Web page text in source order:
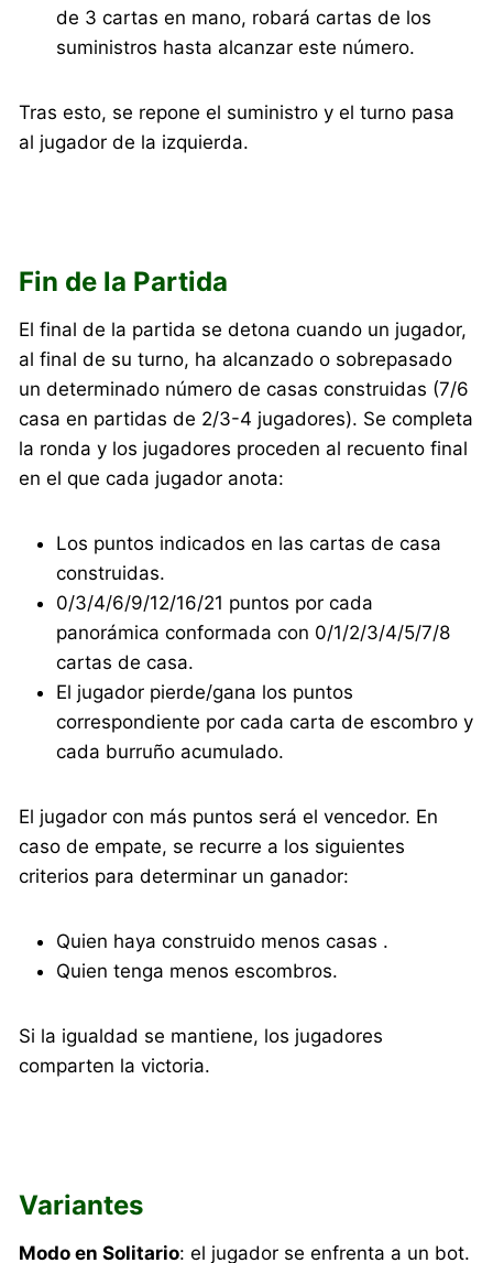
de 3 cartas en mano, robará cartas de los
suministros hasta alcanzar este número.
Tras esto, se repone el suministro y el turno pasa
al jugador de la izquierda.
Fin de la Partida
El final de la partida se detona cuando un jugador,
al final de su turno, ha alcanzado o sobrepasado
un determinado número de casas construidas (7/6
casa en partidas de 2/3-4 jugadores). Se completa
la ronda y los jugadores proceden al recuento final
en el que cada jugador anota:
Los puntos indicados en las cartas de casa
construidas.
0/3/4/6/9/12/16/21 puntos por cada
panorámica conformada con 0/1/2/3/4/5/7/8
cartas de casa.
El jugador pierde/gana los puntos
correspondiente por cada carta de escombro y
cada burruño acumulado.
El jugador con más puntos será el vencedor. En
caso de empate, se recurre a los siguientes
criterios para determinar un ganador:
Quien haya construido menos casas .
Quien tenga menos escombros.
Si la igualdad se mantiene, los jugadores
comparten la victoria.
Variantes
Modo en Solitario: el jugador se enfrenta a un bot.